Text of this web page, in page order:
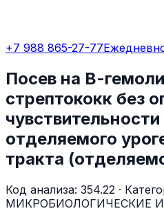
+7 988 865-27-77
Посев на В-
стрептококк без
отделяемого
тракта
Код анализа: 354.22 ·
МИКРОБИОЛОГИЧЕСКИЕ